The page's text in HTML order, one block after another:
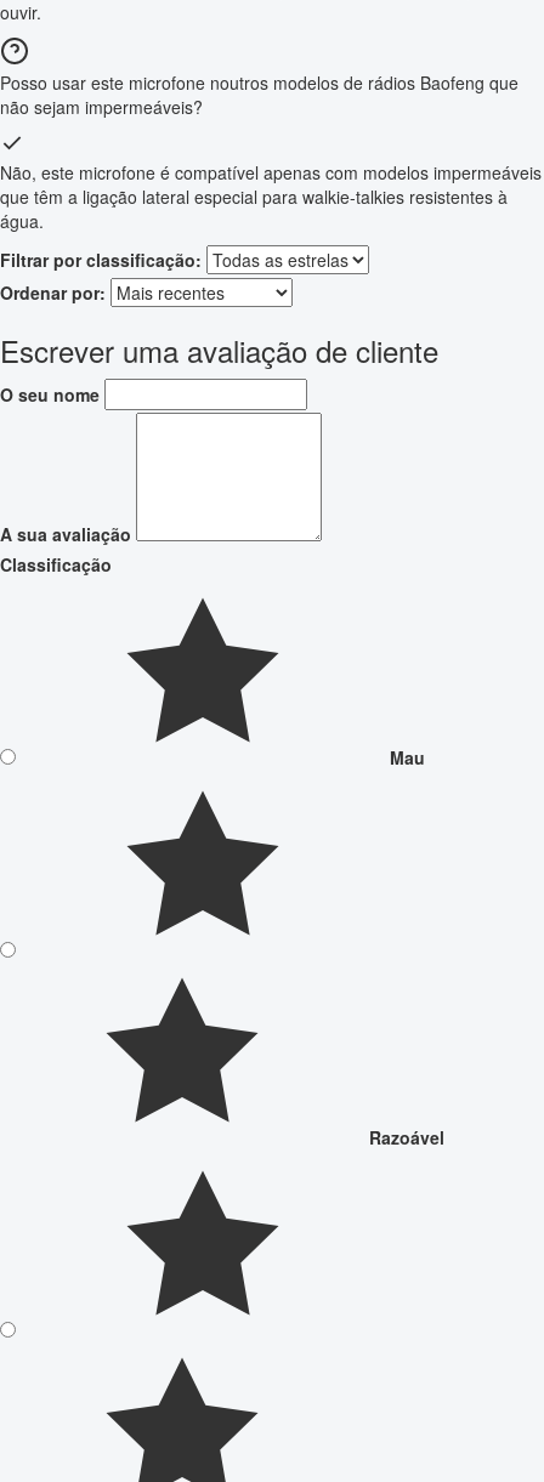
ouvir.
Posso usar este microfone noutros modelos de rádios Baofeng que
não sejam impermeáveis?
Não, este microfone é compatível apenas com modelos impermeáveis
que têm a ligação lateral especial para walkie-talkies resistentes à
água.
Filtrar por classificação:
Ordenar por:
Escrever uma avaliação de cliente
O seu nome
A sua avaliação
Classificação
Mau
Razoável